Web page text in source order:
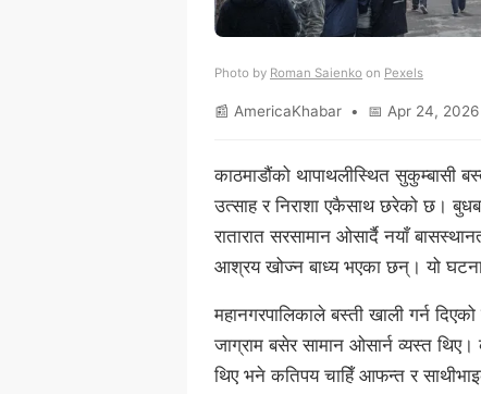
Photo by Roman Saienko on Pexels
📰 AmericaKhabar • 📅 Apr 24,
काठमाडौंको थापाथलीस्थित सुकुम्बासी
उत्साह र निराशा एकैसाथ छरेको छ।
रातारात सरसामान ओसार्दै नयाँ
आश्रय खोज्न बाध्य भएका छन्। यो
महानगरपालिकाले बस्ती खाली गर्न
जाग्राम बसेर सामान ओसार्न व्यस्त
थिए भने कतिपय चाहिँ आफन्त र